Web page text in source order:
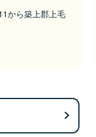
から築上郡上毛